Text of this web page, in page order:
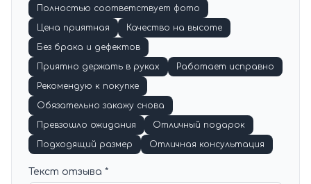
Полностью соответствует фото
Цена приятная
Качество на высоте
Без брака и дефектов
Приятно держать в руках
Работает исправно
Рекомендую к покупке
Обязательно закажу снова
Превзошло ожидания
Отличный подарок
Подходящий размер
Отличная консультация
Текст отзыва *